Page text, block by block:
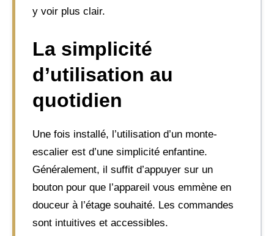
y voir plus clair.
La simplicité
d’utilisation au
quotidien
Une fois installé, l’utilisation d’un monte-
escalier est d’une simplicité enfantine.
Généralement, il suffit d’appuyer sur un
bouton pour que l’appareil vous emmène en
douceur à l’étage souhaité. Les commandes
sont intuitives et accessibles.